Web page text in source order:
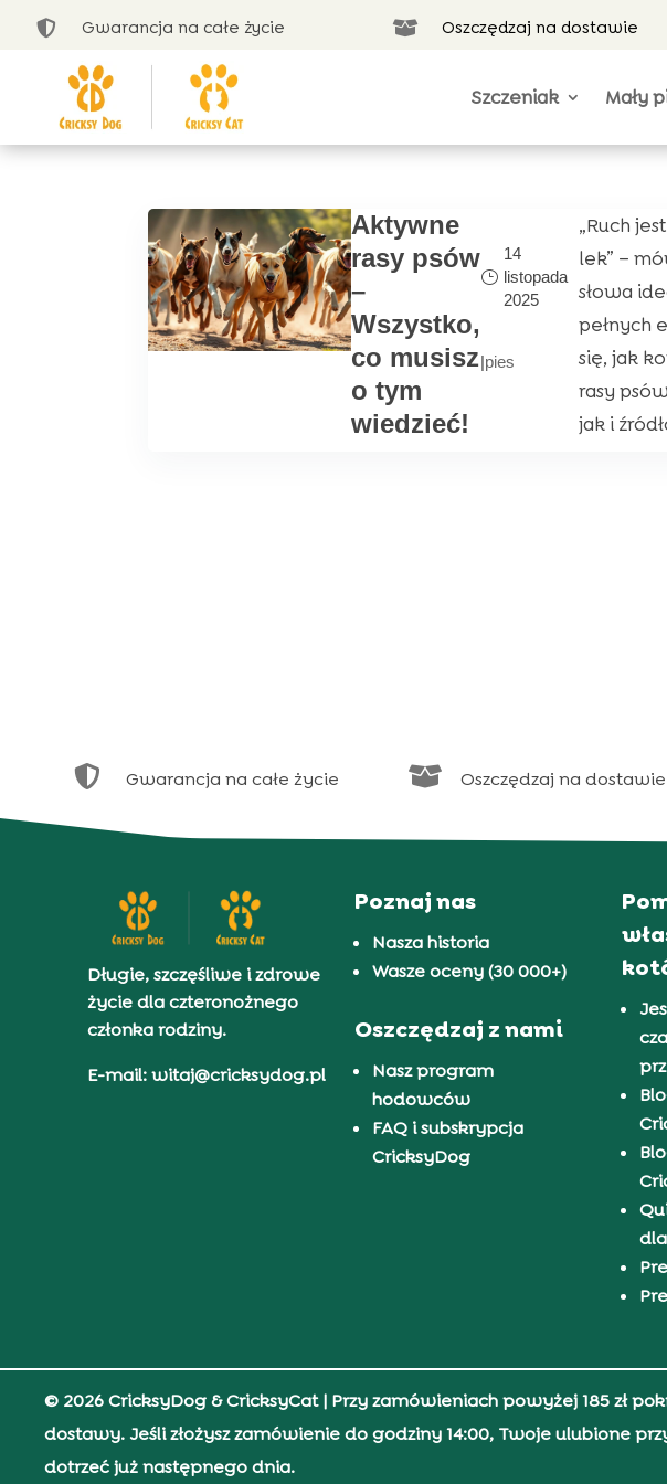
 Gwarancja na całe życie  Oszczędzaj na dostawie
Szczeniak Mały
Aktywne
rasy psów
–
Wszystko,
co musisz
o tym
wiedzieć!
14
listopada
2025
|pies
„Ruch
lek” –
słowa
pełnych
się, jak
rasy
jak i
 Gwarancja na całe życie  Oszczędzaj na dostawie
Długie, szczęśliwe i zdrowe
życie dla czteronożnego
członka rodziny.
E-mail: witaj@cricksydog.pl
Poznaj nas
Nasza historia
Wasze oceny (30 000+)
Oszczędzaj z nami
Nasz program
hodowców
FAQ i subskrypcja
CricksyDog
© 2026 CricksyDog & CricksyCat| Przy zamówieniach powyżej 185 zł
dostawy. Jeśli złożysz zamówienie do godziny 14:00, Twoje ulubione
dotrzeć już następnego dnia.